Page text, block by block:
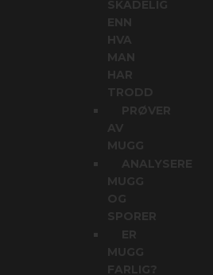
SKADELIG
HVA
MAN
HAR
TRODD
PRØVER
AV
MUGG
ANALYSERE
MUGG
SPORER
ER
MUGG
FARLIG?